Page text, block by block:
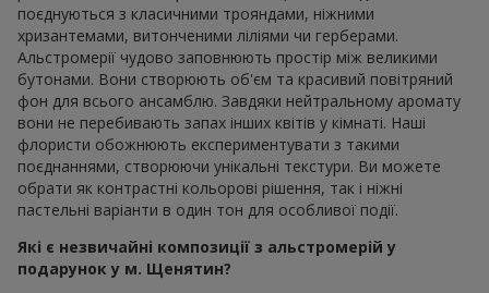
поєднуються з класичними трояндами, ніжними
хризантемами, витонченими ліліями чи герберами.
Альстромерії чудово заповнюють простір між великими
бутонами. Вони створюють об'єм та красивий повітряний
фон для всього ансамблю. Завдяки нейтральному аромату
вони не перебивають запах інших квітів у кімнаті. Наші
флористи обожнюють експериментувати з такими
поєднаннями, створюючи унікальні текстури. Ви можете
обрати як контрастні кольорові рішення, так і ніжні
пастельні варіанти в один тон для особливої події.
Які є незвичайні композиції з альстромерій у
подарунок у м. Щенятин?